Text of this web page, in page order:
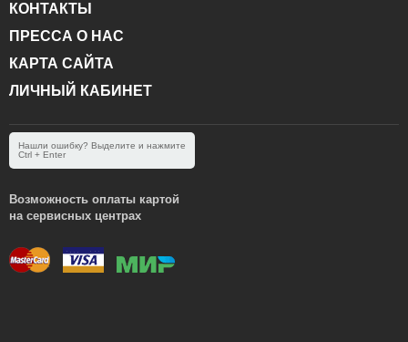
КОНТАКТЫ
ПРЕССА О НАС
КАРТА САЙТА
ЛИЧНЫЙ КАБИНЕТ
Нашли ошибку? Выделите и нажмите
Ctrl + Enter
Возможность оплаты картой
на сервисных центрах